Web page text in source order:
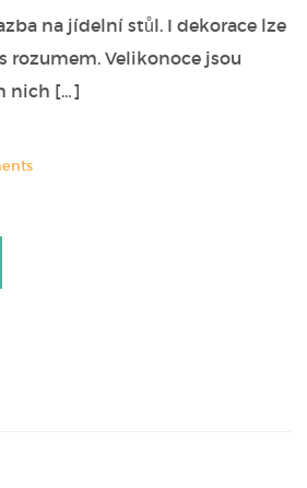
na jídelní stůl. I dekorace lze
rozumem. Velikonoce jsou
nich […]